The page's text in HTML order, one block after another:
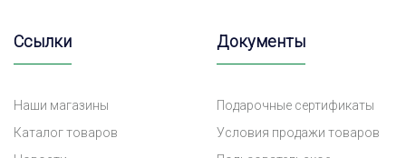
Ссылки
Наши магазины
Каталог товаров
Документы
Подарочные сертификаты
Условия продажи товаров